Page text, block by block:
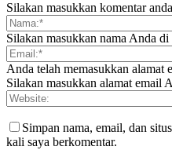
Silakan masukkan komentar
Silakan masukkan nama Anda di
Anda telah memasukkan alamat
Silakan masukkan alamat email
Simpan nama, email, dan
kali saya berkomentar.